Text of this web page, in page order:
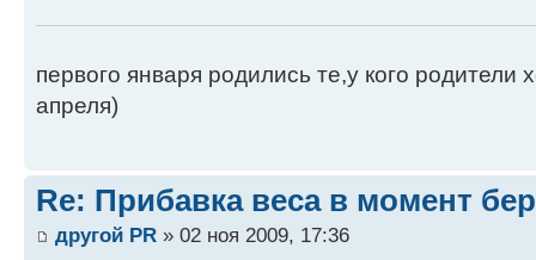
первого января родились те,у кого
апреля)
Re: Прибавка веса в момент
другой PR » 02 ноя 2009, 17:36